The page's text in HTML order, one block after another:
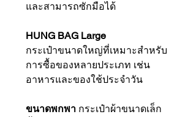
และสามารถซักมือได้
HUNG BAG Large
กระเป๋าขนาดใหญ่ที่เหมาะสำหรับ
การซื้อของหลายประเภท เช่น
อาหารและของใช้ประจำวัน
ขนาดพกพา กระเป๋าผ้าขนาดเล็ก